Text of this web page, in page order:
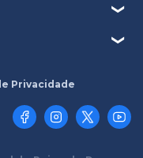
Privacidade